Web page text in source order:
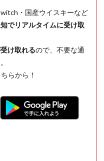
・国産ウイスキーなど
でリアルタイムに受け取
け取れるので、不要な通
らから！